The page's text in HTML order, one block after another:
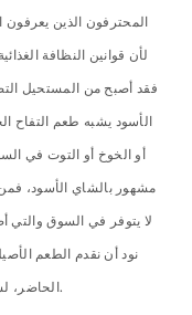
المحترفون الذين
لأن قوانين النظافة
فقد أصبح من المستحيل
الأسود يشبه طعم التفاح
أو الخوخ أو التوت في
مشهور بالشاي الأسود،
لا يتوفر في السوق
نود أن نقدم الطعم
الحاضر، لشعب اليابان.نأمل أن تستمتع به.